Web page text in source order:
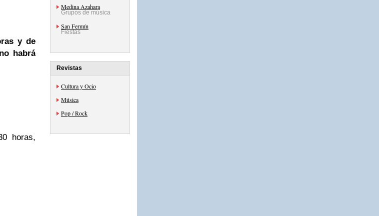
y de
habrá
horas,
Medina Azahara
Grupos de música
San Fermín
Fiestas
Revistas
Cultura y Ocio
Música
Pop / Rock